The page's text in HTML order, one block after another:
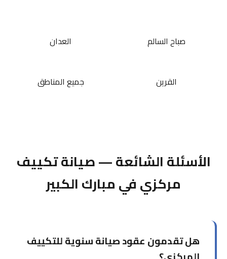
صباح السالم العدان
القرين جميع المناطق
الأسئلة الشائعة — صيانة تكييف
مركزي في مبارك الكبير
هل تقدمون عقود صيانة سنوية للتكييف